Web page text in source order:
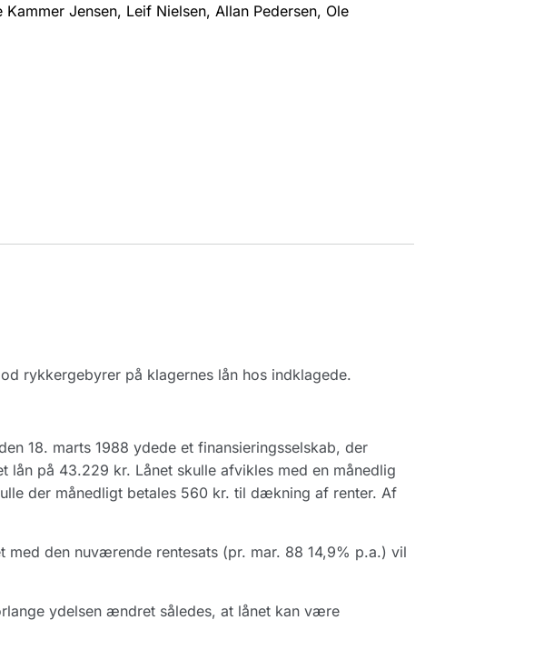
Jensen, Leif Nielsen, Allan Pedersen, Ole
rykkergebyrer på klagernes lån hos indklagede.
18. marts 1988 ydede et finansieringsselskab, der
lån på 43.229 kr. Lånet skulle afvikles med en månedlig
der månedligt betales 560 kr. til dækning af renter. Af
med den nuværende rentesats (pr. mar. 88 14,9% p.a.) vil
ydelsen ændret således, at lånet kan være